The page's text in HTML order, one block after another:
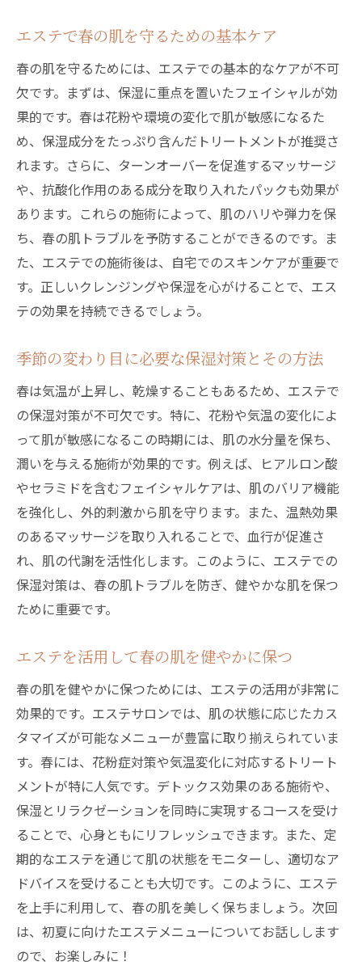
エステで春の肌を守るための基本ケア
春の肌を守るためには、エステでの基本的なケアが不可
欠です。まずは、保湿に重点を置いたフェイシャルが効
果的です。春は花粉や環境の変化で肌が敏感になるた
め、保湿成分をたっぷり含んだトリートメントが推奨さ
れます。さらに、ターンオーバーを促進するマッサージ
や、抗酸化作用のある成分を取り入れたパックも効果が
あります。これらの施術によって、肌のハリや弾力を保
ち、春の肌トラブルを予防することができるのです。ま
た、エステでの施術後は、自宅でのスキンケアが重要で
す。正しいクレンジングや保湿を心がけることで、エス
テの効果を持続できるでしょう。
季節の変わり目に必要な保湿対策とその方法
春は気温が上昇し、乾燥することもあるため、エステで
の保湿対策が不可欠です。特に、花粉や気温の変化によ
って肌が敏感になるこの時期には、肌の水分量を保ち、
潤いを与える施術が効果的です。例えば、ヒアルロン酸
やセラミドを含むフェイシャルケアは、肌のバリア機能
を強化し、外的刺激から肌を守ります。また、温熱効果
のあるマッサージを取り入れることで、血行が促進さ
れ、肌の代謝を活性化します。このように、エステでの
保湿対策は、春の肌トラブルを防ぎ、健やかな肌を保つ
ために重要です。
エステを活用して春の肌を健やかに保つ
春の肌を健やかに保つためには、エステの活用が非常に
効果的です。エステサロンでは、肌の状態に応じたカス
タマイズが可能なメニューが豊富に取り揃えられていま
す。春には、花粉症対策や気温変化に対応するトリート
メントが特に人気です。デトックス効果のある施術や、
保湿とリラクゼーションを同時に実現するコースを受け
ることで、心身ともにリフレッシュできます。また、定
期的なエステを通じて肌の状態をモニターし、適切なア
ドバイスを受けることも大切です。このように、エステ
を上手に利用して、春の肌を美しく保ちましょう。次回
は、初夏に向けたエステメニューについてお話しします
ので、お楽しみに！